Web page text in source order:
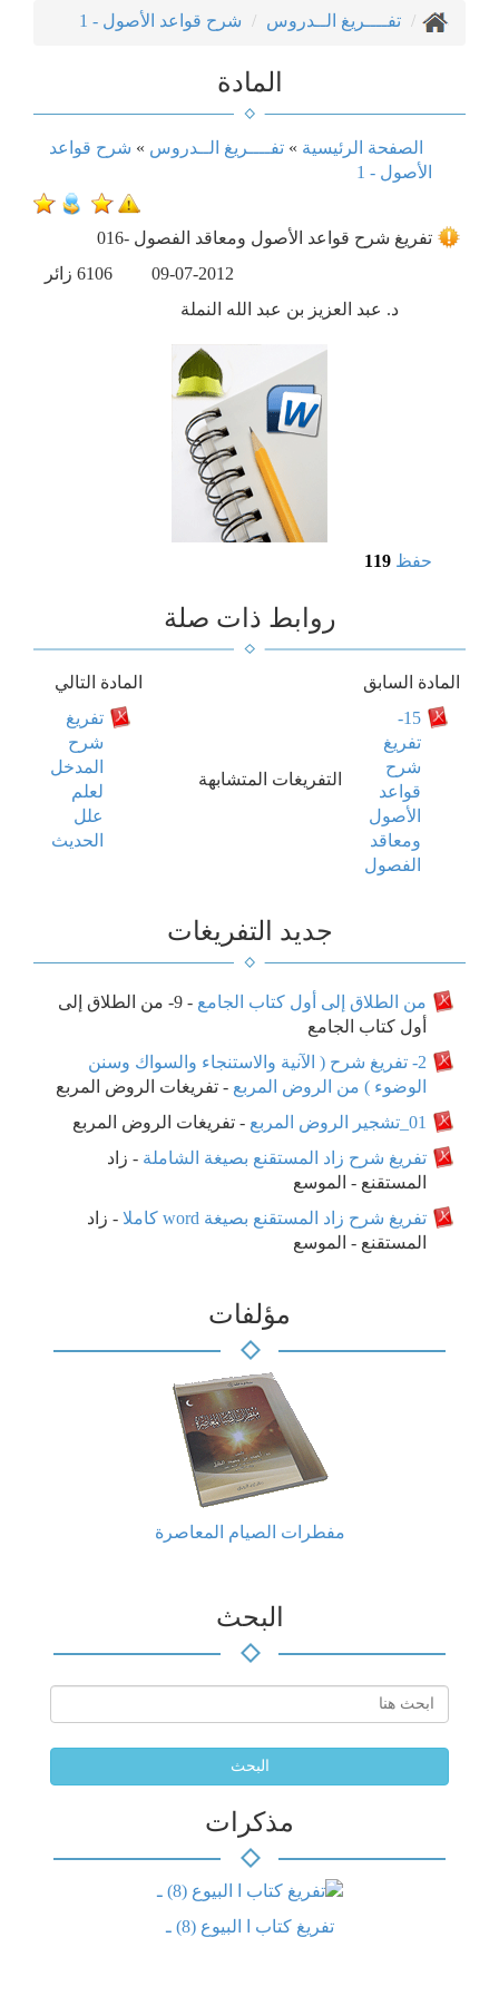
تفــــريغ الــدروس شرح قواعد الأصول - 1
المادة
الصفحة الرئيسية » تفــــريغ الــدروس » شرح قواعد
الأصول - 1
016- تفريغ شرح قواعد الأصول ومعاقد الفصول
6106 زائر
09-07-2012
د. عبد العزيز بن عبد الله النملة
حفظ 119
روابط ذات صلة
المادة السابق
15-
تفريغ
شرح
قواعد
الأصول
ومعاقد
الفصول
التفريغات المتشابهة
المادة التالي
تفريغ
شرح
المدخل
لعلم
علل
الحديث
جديد التفريغات
من الطلاق إلى أول كتاب الجامع -
9- من الطلاق إلى
أول كتاب الجامع
2- تفريغ شرح ( الآنية والاستنجاء والسواك وسنن
الوضوء ) من الروض المربع - تفريغات الروض المربع
01_تشجير الروض المربع
- تفريغات الروض المربع
تفريغ شرح زاد المستقنع بصيغة الشاملة - زاد
المستقنع - الموسع
تفريغ شرح زاد المستقنع بصيغة word كاملا
- زاد
المستقنع - الموسع
مؤلفات
مفطرات الصيام المعاصرة
البحث
البحث
مذكرات
تفريغ كتاب ا البيوع (8) ـ